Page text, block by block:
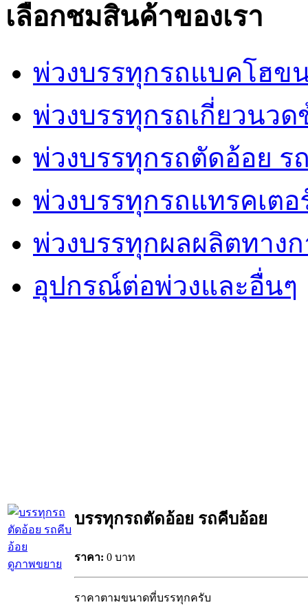
เลือกชมสินค้าของเรา
พ่วงบรรทุกรถแบคโฮข
พ่วงบรรทุกรถเกี่ยวนวด
พ่วงบรรทุกรถตัดอ้อย ร
พ่วงบรรทุกรถแทรคเตอ
พ่วงบรรทุกผลผลิตทางก
อุปกรณ์ต่อพ่วงและอื่นๆ
ดูภาพขยาย
บรรทุกรถตัดอ้อย รถคีบอ้อย
ราคา: 0 บาท
ราคาตามขนาดที่บรรทุกครับ